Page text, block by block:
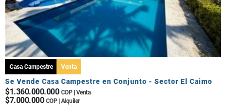
Casa Campestre Venta
Se Vende Casa Campestre en Conjunto - Sector El Caimo
$1.360.000.000 COP | Venta
$7.000.000 COP | Alquiler